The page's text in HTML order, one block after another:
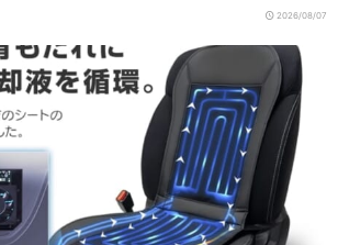
2026/08/07